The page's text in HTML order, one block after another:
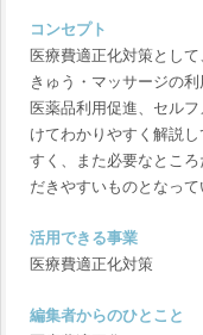
コンセプト
医療費適正化対策とし
きゅう・マッサージの
医薬品利用促進、セル
けてわかりやすく解説
すく、また必要なとこ
だきやすいものとなって
活用できる事業
医療費適正化対策
編集者からのひとこと